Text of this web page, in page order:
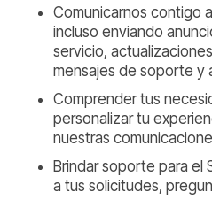
Comunicarnos contigo
incluso enviando
servicio,
mensajes de soporte y
Comprender tus
personalizar tu
nuestras
Brindar soporte para el
a tus solicitudes,